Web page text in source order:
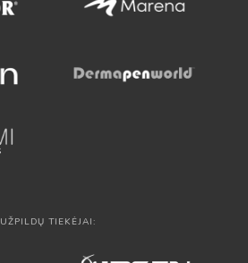
UŽPILDŲ TIEKĖJAI: